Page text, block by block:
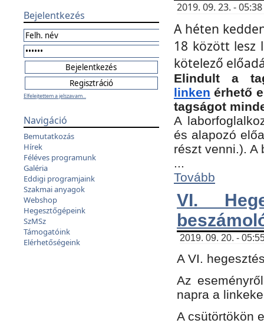
Bejelentkezés
Elfelejtettem a jelszavam...
Navigáció
Bemutatkozás
Hírek
Féléves programunk
Galéria
Eddigi programjaink
Szakmai anyagok
Webshop
Hegesztőgépeink
SzMSz
Támogatóink
Elérhetőségeink
2019. 09. 23. -
A héten
18 között lesz
kötelező
Elindult a
linken érhető
tagságot
A
és alapozó
részt venni.).
...
Tovább
VI.
2019. 09. 20. -
A VI.
Az
napra a
A csütörtökön